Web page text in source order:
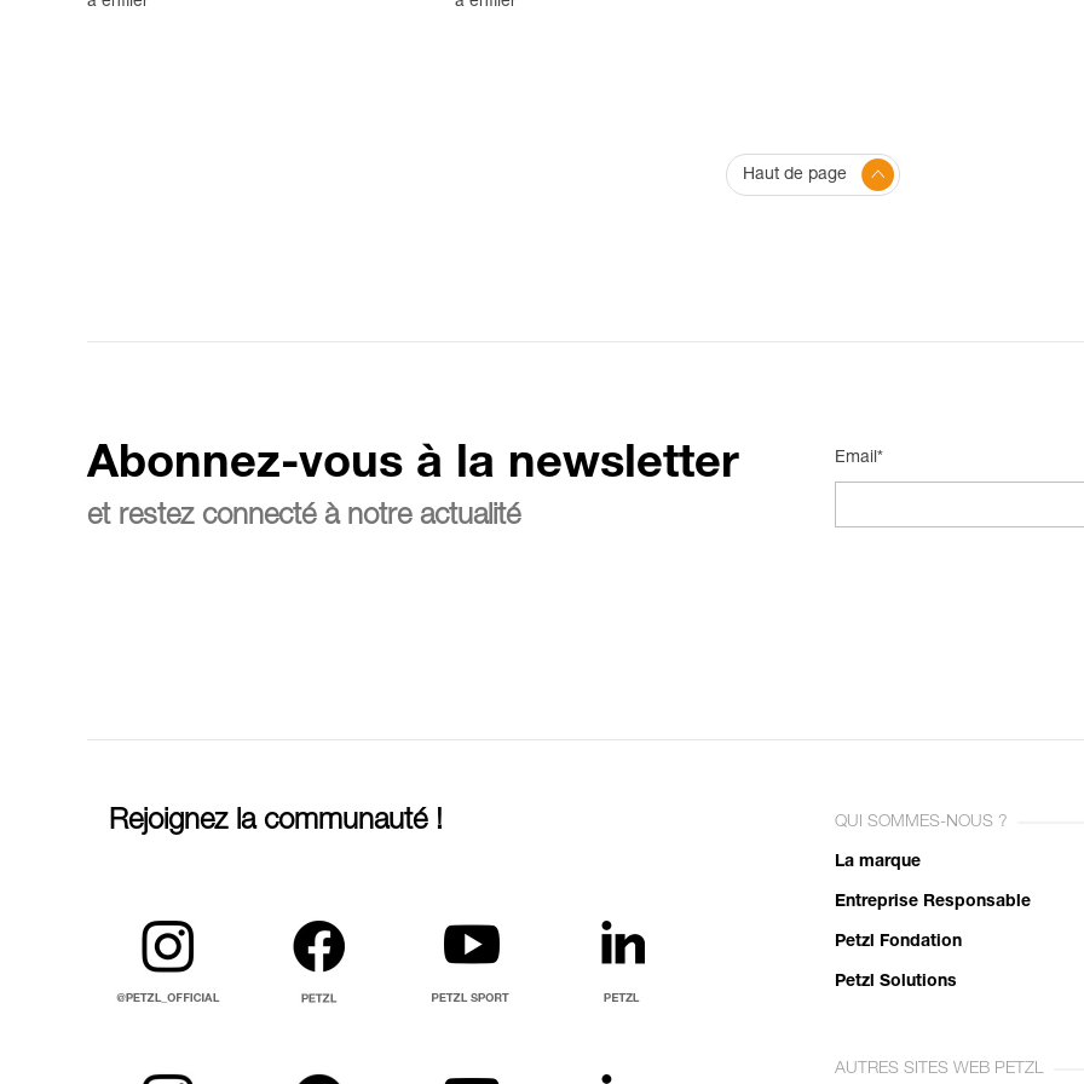
Haut de page
Abonnez-vous à la newsletter
et restez connecté à notre actualité
Email*
Rejoignez la communauté ! QUI SOMMES-NOUS ?
La marque
Entreprise Responsable
Petzl Fondation
Petzl Solutions
AUTRES SITES WEB PETZL